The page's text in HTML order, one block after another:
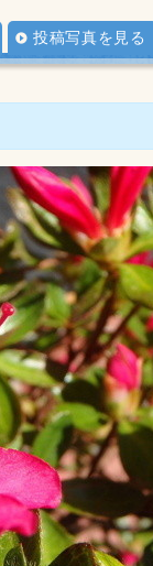
投稿写真を見る